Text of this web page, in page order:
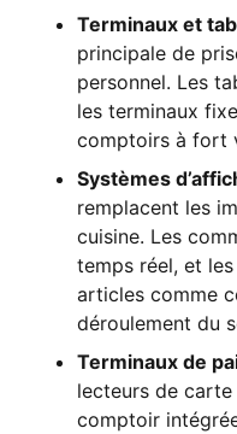
Terminaux et
principale de
personnel. Les
les terminaux
comptoirs à fort
Systèmes
remplacent les
cuisine. Les
temps réel, et
articles comme
déroulement du
Terminaux de
lecteurs de
comptoir